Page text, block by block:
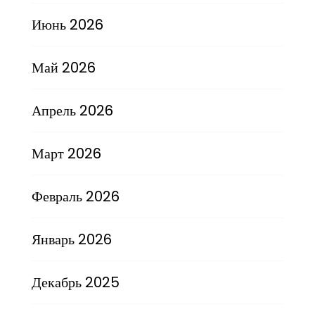
Июнь 2026
Май 2026
Апрель 2026
Март 2026
Февраль 2026
Январь 2026
Декабрь 2025